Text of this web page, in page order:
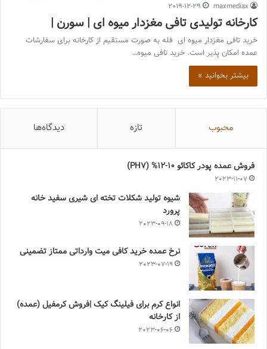
maxmediax
2019-12-29
کارخانه تولیدی تافی مغزدار میوه ای | سورن |
خرید تافی مغزدار میوه ای فله به صورت مستقیم از کارخانه برای سفارشات
عمده امکان پذیر است. خرید تافی میوه…
بیشتر بخوانید »
محبوب تازه دیدگاه‌ها
فروش عمده پودر کاکائو 10-12% (PH7)
2023-11-07
شیوه تولید شکلات تخته ای شیری سفید خانه
پرورد
2023-09-18
نرخ عمده خرید کافی میت وارداتی ممتاز تضمینی
2023-07-19
انواع کرم برای فیلینگ کیک |فروش کرمفیل (عمده)
از کارخانه
2023-06-06